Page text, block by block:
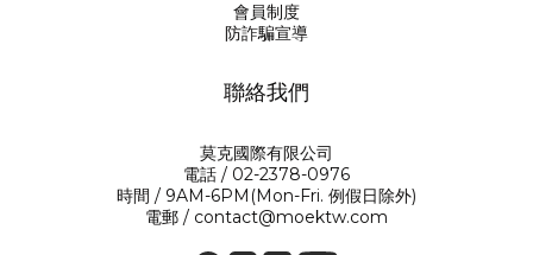
會員制度
防詐騙宣導
聯絡我們
莫克國際有限公司
電話 / 02-2378-0976
時間 / 9AM-6PM(Mon-Fri. 例假日除外)
電郵 / contact@moektw.com